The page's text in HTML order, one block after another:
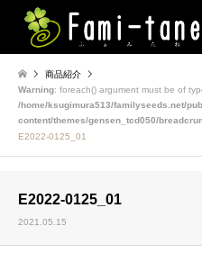
商品紹介
Warning: foreach() argument must be of
/home/ksugimura513/familyseeds.net/
content/themes/gensen_tcd050/
E2022-0125_01
E2022-0125_01
2021.05.15